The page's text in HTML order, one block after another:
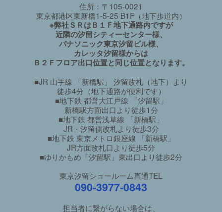
住所：〒105-0021
東京都港区東新橋1-5-25 B1F（地下歩道内）
※弊社ＳＲはＢ１Ｆ地下通路内ですが
近隣の汐留シティーセンター様、
パナソニック東京汐留ビル様、
カレッタ汐留様からは
Ｂ２Ｆフロア出口位置と同じ位置となります。
■JR 山手線 「新橋駅」 汐留改札（地下）より
徒歩4分（地下通路が便利です）
■地下鉄 都営大江戸線 「汐留駅」
新橋駅方面出口より徒歩1分
■地下鉄 都営浅草線 「新橋駅」
JR・汐留側改札より徒歩3分
■地下鉄 東京メトロ銀座線 「新橋駅」
JR方面改札口より徒歩5分
■ゆりかもめ「汐留駅」東出口より徒歩2分
東京汐留ショールーム直通TEL
090-3977-0843
担当者に繋がらない場合は、